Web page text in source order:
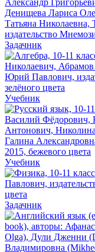
Задачник
Учебник
Учебник
Задачник